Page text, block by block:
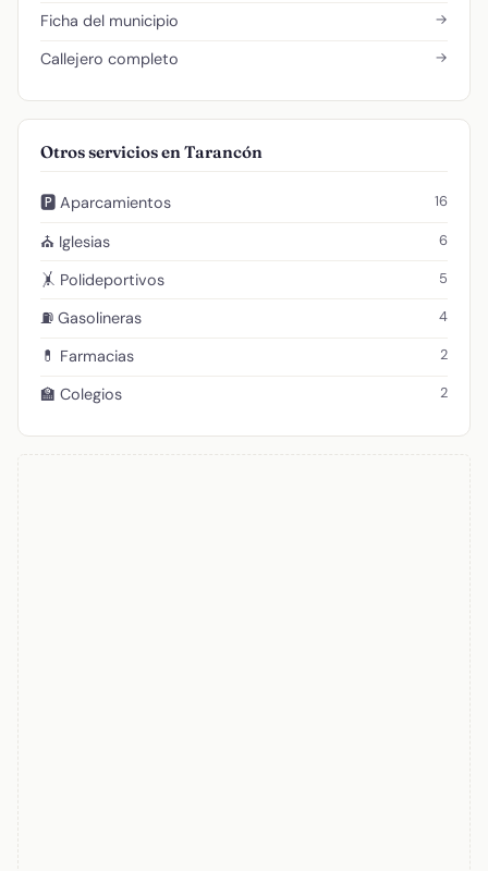
Ficha del municipio →
Callejero completo →
Otros servicios en Tarancón
🅿️ Aparcamientos 16
⛪ Iglesias 6
🤸 Polideportivos 5
⛽ Gasolineras 4
💊 Farmacias 2
🏫 Colegios 2